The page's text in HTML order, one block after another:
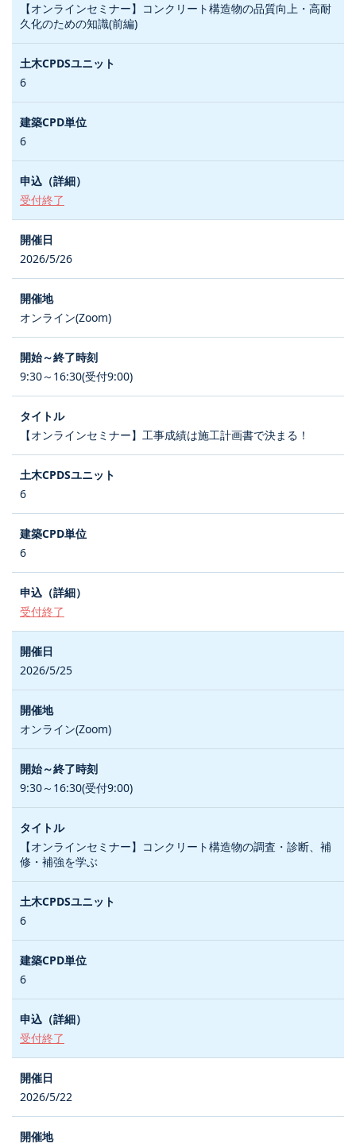
【オンラインセミナー】コンクリート構造物の品質向上・高耐
久化のための知識(前編)
6
6
受付終了
2026/5/26
オンライン(Zoom)
9:30～16:30(受付9:00)
【オンラインセミナー】工事成績は施工計画書で決まる！
6
6
受付終了
2026/5/25
オンライン(Zoom)
9:30～16:30(受付9:00)
【オンラインセミナー】コンクリート構造物の調査・診断、補
修・補強を学ぶ
6
6
受付終了
2026/5/22